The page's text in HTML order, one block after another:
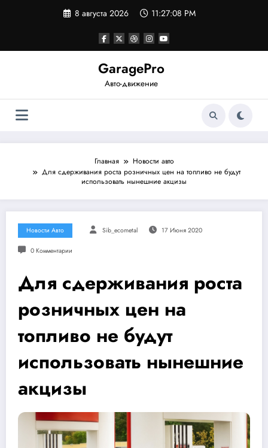
8 августа 2026 11:27:09 PM
GaragePro
Авто-движение
Главная
Новости авто
Для сдерживания роста розничных цен на топливо не будут
использовать нынешние акцизы
Новости Авто Sib_ecometal 17 Июня 2020
0 Комментарии
Для сдерживания роста
розничных цен на
топливо не будут
использовать нынешние
акцизы